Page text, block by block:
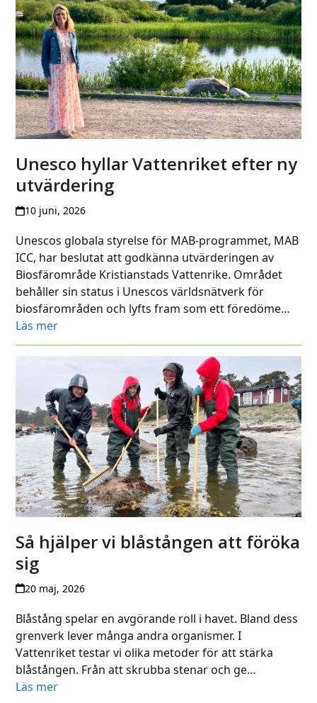
Unesco hyllar Vattenriket efter ny
utvärdering
10 juni, 2026
Unescos globala styrelse för MAB-programmet, MAB
ICC, har beslutat att godkänna utvärderingen av
Biosfärområde Kristianstads Vattenrike. Området
behåller sin status i Unescos världsnätverk för
biosfärområden och lyfts fram som ett föredöme…
Läs mer
Så hjälper vi blåstången att föröka
sig
20 maj, 2026
Blåstång spelar en avgörande roll i havet. Bland dess
grenverk lever många andra organismer. I
Vattenriket testar vi olika metoder för att stärka
blåstången. Från att skrubba stenar och ge…
Läs mer